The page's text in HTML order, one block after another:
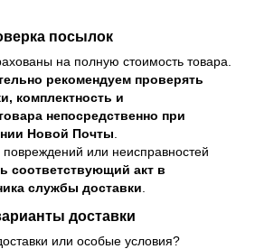
посылок
на полную стоимость товара.
рекомендуем проверять
комплектность и
непосредственно при
Новой Почты
или неисправностей
соответствующий акт в
службы доставки
доставки
или особые условия?